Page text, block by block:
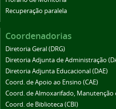
Recuperação paralela
Coordenadorias
Diretoria Geral (DRG)
Diretoria Adjunta de Administração
Diretoria Adjunta Educacional (DAE)
Coord. de Apoio ao Ensino (CAE)
Coord. de Almoxarifado, Manutenção
Coord. de Biblioteca (CBI)